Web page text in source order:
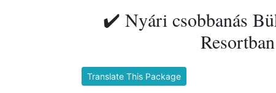
✔️ Nyári csobbanás
Translate This Package